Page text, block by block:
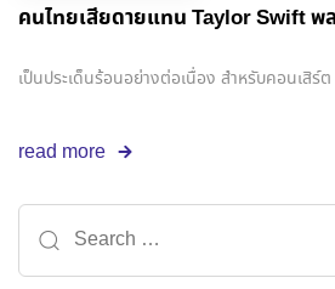
คนไทยเสียดายแทน Taylor Swift พ
เป็นประเด็นร้อนอย่างต่อเนื่อง สำหรับคอนเสิ
read more